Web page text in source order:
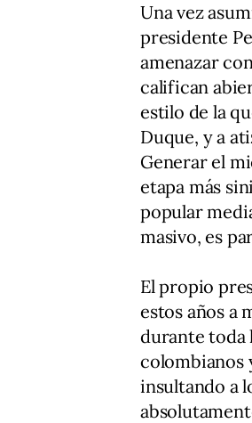
Una vez
presidente
amenazar
califican
estilo de la
Duque, y a
Generar el
etapa más
popular
masivo, es
El propio
estos años a
durante toda
colombianos
insultando a